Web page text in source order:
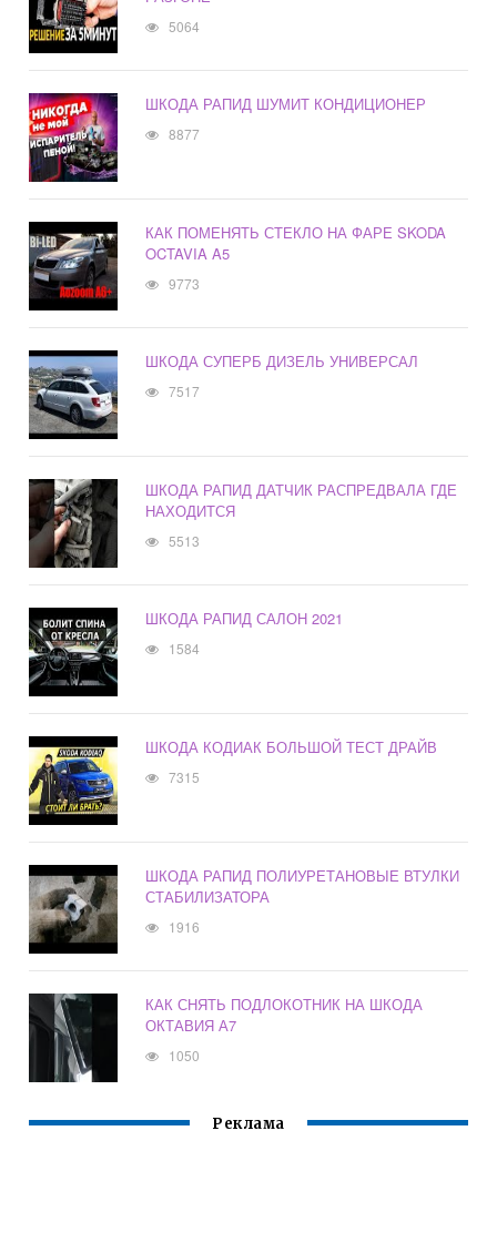
5064
ШКОДА РАПИД ШУМИТ КОНДИЦИОНЕР
8877
КАК ПОМЕНЯТЬ СТЕКЛО НА ФАРЕ SKODA
OCTAVIA A5
9773
ШКОДА СУПЕРБ ДИЗЕЛЬ УНИВЕРСАЛ
7517
ШКОДА РАПИД ДАТЧИК РАСПРЕДВАЛА ГДЕ
НАХОДИТСЯ
5513
ШКОДА РАПИД САЛОН 2021
1584
ШКОДА КОДИАК БОЛЬШОЙ ТЕСТ ДРАЙВ
7315
ШКОДА РАПИД ПОЛИУРЕТАНОВЫЕ ВТУЛКИ
СТАБИЛИЗАТОРА
1916
КАК СНЯТЬ ПОДЛОКОТНИК НА ШКОДА
ОКТАВИЯ А7
1050
Реклама